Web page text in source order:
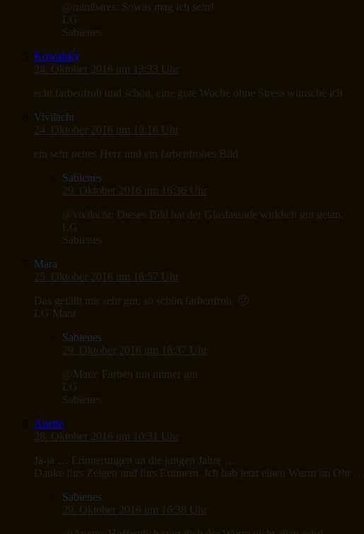
@minibares: Sowas mag ich sehr!
LG
Sabienes
Kowalsky
24. Oktober 2016 um 13:33 Uhr
echt farbenfroh und schön, eine gute Woche ohne Stress wünsche ich
Vivilacht
24. Oktober 2016 um 18:16 Uhr
ein sehr nettes Herz und ein farbenfrohes Bild
Sabienes
29. Oktober 2016 um 16:36 Uhr
@vivilacht: Dieses Bild hat der Glasfassade wirklich gut getan.
LG
Sabienes
Mara
25. Oktober 2016 um 16:57 Uhr
Das gefällt mir sehr gut, so schön farbenfroh. 🙂
LG Mara
Sabienes
29. Oktober 2016 um 16:37 Uhr
@Mara: Farben tun immer gut
LG
Sabienes
Anette
28. Oktober 2016 um 10:31 Uhr
Ja-ja … Erinnerungen an die jungen Jahre …
Danke fürs Zeigen und fürs Erinnern. Ich hab jetzt einen Wurm im Ohr …
Sabienes
29. Oktober 2016 um 16:38 Uhr